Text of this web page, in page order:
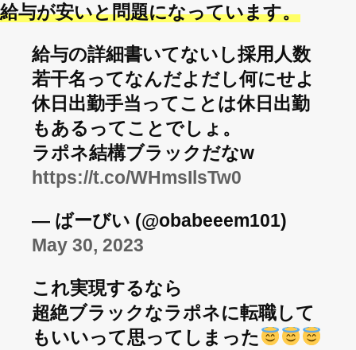
給与が安いと問題になっています。
給与の詳細書いてないし採用人数
若干名ってなんだよだし何にせよ
休日出勤手当ってことは休日出勤
もあるってことでしょ。
ラポネ結構ブラックだなw
https://t.co/WHmsIlsTw0
— ばーびい (@obabeeem101)
May 30, 2023
これ実現するなら
超絶ブラックなラポネに転職して
もいいって思ってしまった